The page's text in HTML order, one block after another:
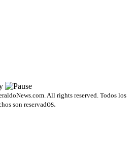
All rights reserved. Todos los
son reservados.